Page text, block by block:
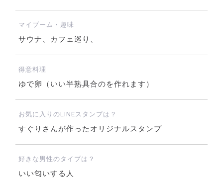
マイブーム・趣味
サウナ、カフェ巡り、
得意料理
ゆで卵（いい半熟具合のを作れます）
お気に入りのLINEスタンプは？
すぐりさんが作ったオリジナルスタンプ
好きな男性のタイプは？
いい匂いする人